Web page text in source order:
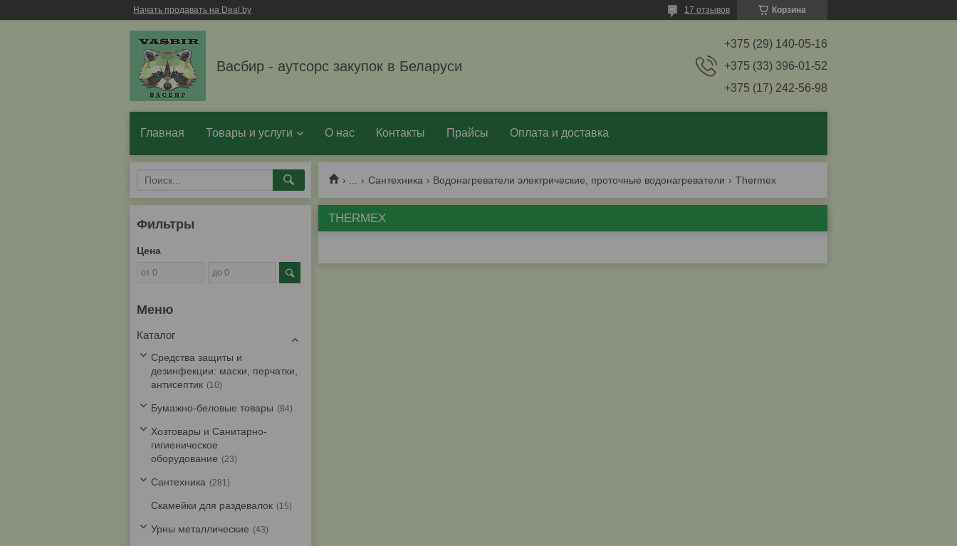
Начать продавать на Deal.by Корзина
17 отзывов
Васбир - аутсорс закупок в Беларуси
+375 (29) 140-05-16
+375 (33) 396-01-52
+375 (17) 242-56-98
Главная Товары и услуги О нас Контакты Прайсы Оплата и доставка
Cантехника Водонагреватели электрические, проточные водонагреватели Thermex
THERMEX
Фильтры
Цена
Каталог
Средства защиты и
дезинфекции: маски, перчатки,
антисептик
10
Бумажно-беловые товары 84
Хозтовары и Санитарно-
гигиеническое
оборудование
23
Cантехника 281
Скамейки для раздевалок 15
Урны металлические 43